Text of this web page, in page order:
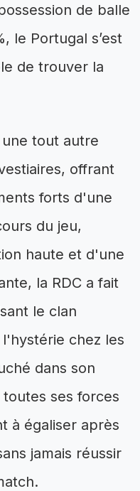
de balle
le Portugal s’est
de trouver la
tout autre
offrant
forts d'une
du jeu,
haute et d'une
la RDC a fait
le clan
chez les
dans son
ses forces
à égaliser après
jamais réussir